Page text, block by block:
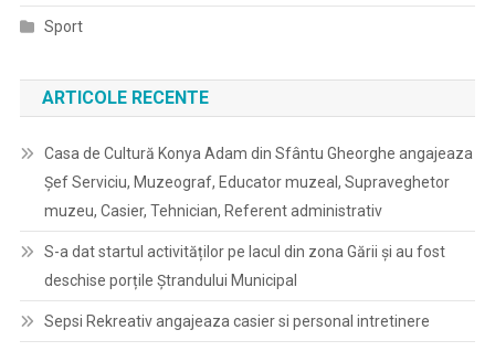
Sport
ARTICOLE RECENTE
Casa de Cultură Konya Adam din Sfântu Gheorghe angajeaza
Șef Serviciu, Muzeograf, Educator muzeal, Supraveghetor
muzeu, Casier, Tehnician, Referent administrativ
S-a dat startul activităților pe lacul din zona Gării și au fost
deschise porțile Ștrandului Municipal
Sepsi Rekreativ angajeaza casier si personal intretinere